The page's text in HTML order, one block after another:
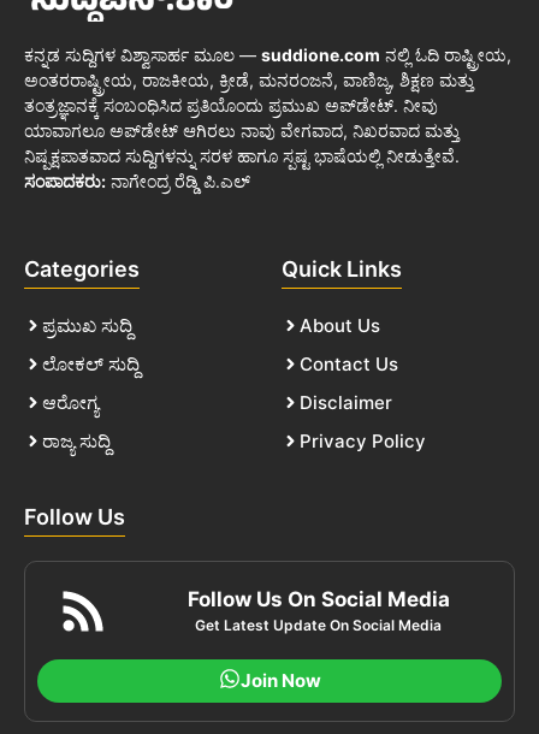
ಕನ್ನಡ ಸುದ್ದಿಗಳ ವಿಶ್ವಾಸಾರ್ಹ ಮೂಲ — suddione.com ನಲ್ಲಿ ಓದಿ ರಾಷ್ಟ್ರೀಯ,
ಅಂತರರಾಷ್ಟ್ರೀಯ, ರಾಜಕೀಯ, ಕ್ರೀಡೆ, ಮನರಂಜನೆ, ವಾಣಿಜ್ಯ, ಶಿಕ್ಷಣ ಮತ್ತು
ತಂತ್ರಜ್ಞಾನಕ್ಕೆ ಸಂಬಂಧಿಸಿದ ಪ್ರತಿಯೊಂದು ಪ್ರಮುಖ ಅಪ್‌ಡೇಟ್. ನೀವು
ಯಾವಾಗಲೂ ಅಪ್‌ಡೇಟ್ ಆಗಿರಲು ನಾವು ವೇಗವಾದ, ನಿಖರವಾದ ಮತ್ತು
ನಿಷ್ಪಕ್ಷಪಾತವಾದ ಸುದ್ದಿಗಳನ್ನು ಸರಳ ಹಾಗೂ ಸ್ಪಷ್ಟ ಭಾಷೆಯಲ್ಲಿ ನೀಡುತ್ತೇವೆ.
ಸಂಪಾದಕರು: ನಾಗೇಂದ್ರ ರೆಡ್ಡಿ ಪಿ.ಎಲ್
Categories
ಪ್ರಮುಖ ಸುದ್ದಿ
ಲೋಕಲ್ ಸುದ್ದಿ
ಆರೋಗ್ಯ
ರಾಜ್ಯ ಸುದ್ದಿ
Quick Links
About Us
Contact Us
Disclaimer
Privacy Policy
Follow Us
Follow Us On Social Media
Get Latest Update On Social Media
Join Now